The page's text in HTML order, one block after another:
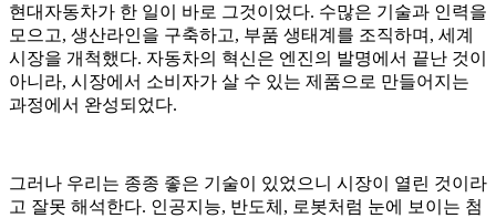
현대자동차가 한 일이 바로 그것이었다. 수많은 기술과 인력을
모으고, 생산라인을 구축하고, 부품 생태계를 조직하며, 세계
시장을 개척했다. 자동차의 혁신은 엔진의 발명에서 끝난 것이
아니라, 시장에서 소비자가 살 수 있는 제품으로 만들어지는
과정에서 완성되었다.
그러나 우리는 종종 좋은 기술이 있었으니 시장이 열린 것이라
고 잘못 해석한다. 인공지능, 반도체, 로봇처럼 눈에 보이는 첨